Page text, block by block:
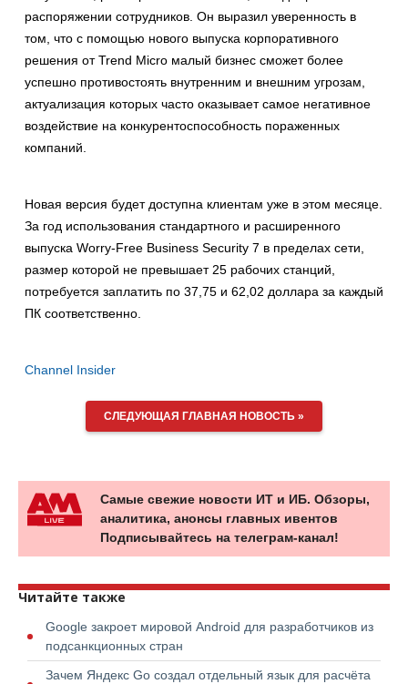
распоряжении сотрудников. Он выразил уверенность в
том, что с помощью нового выпуска корпоративного
решения от Trend Micro малый бизнес сможет более
успешно противостоять внутренним и внешним угрозам,
актуализация которых часто оказывает самое негативное
воздействие на конкурентоспособность пораженных
компаний.
Новая версия будет доступна клиентам уже в этом месяце.
За год использования стандартного и расширенного
выпуска Worry-Free Business Security 7 в пределах сети,
размер которой не превышает 25 рабочих станций,
потребуется заплатить по 37,75 и 62,02 доллара за каждый
ПК соответственно.
Channel Insider
СЛЕДУЮЩАЯ ГЛАВНАЯ НОВОСТЬ »
Самые свежие новости ИТ и ИБ. Обзоры,
аналитика, анонсы главных ивентов
Подписывайтесь на телеграм-канал!
Читайте также
Google закроет мировой Android для разработчиков из
подсанкционных стран
Зачем Яндекс Go создал отдельный язык для расчёта